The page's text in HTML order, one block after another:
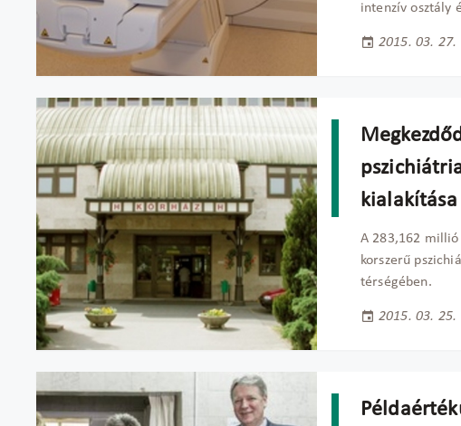
intenzív osztály
2015. 03. 27.
kialakítása
A 283,162
korszerű
térségében.
2015. 03. 25.